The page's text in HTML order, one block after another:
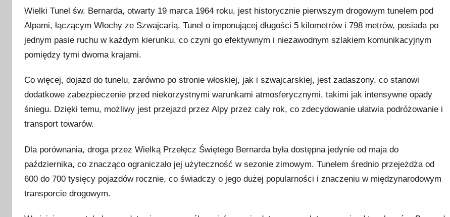
u
b
l
i
o
w
a
n
5
t
c
Wielki Tunel św. Bernarda, otwarty 19 marca 1964 roku, jest historycznie pierwszym drogowym tunelem pod
Alpami, łączącym Włochy ze Szwajcarią. Tunel o imponującej długości 5 kilometrów i 798 metrów, posiada po
jednym pasie ruchu w każdym kierunku, co czyni go efektywnym i niezawodnym szlakiem komunikacyjnym
pomiędzy tymi dwoma krajami.
Co więcej, dojazd do tunelu, zarówno po stronie włoskiej, jak i szwajcarskiej, jest zadaszony, co stanowi
dodatkowe zabezpieczenie przed niekorzystnymi warunkami atmosferycznymi, takimi jak intensywne opady
śniegu. Dzięki temu, możliwy jest przejazd przez Alpy przez cały rok, co zdecydowanie ułatwia podróżowanie i
transport towarów.
Dla porównania, droga przez Wielką Przełęcz Świętego Bernarda była dostępna jedynie od maja do
października, co znacząco ograniczało jej użyteczność w sezonie zimowym. Tunelem średnio przejeżdża od
600 do 700 tysięcy pojazdów rocznie, co świadczy o jego dużej popularności i znaczeniu w międzynarodowym
transporcie drogowym.